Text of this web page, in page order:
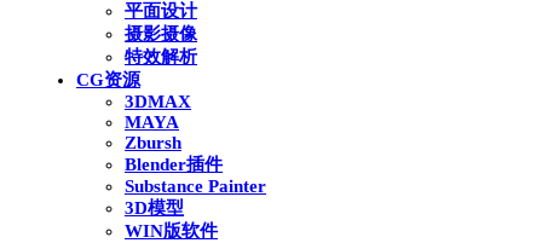
平面设计
摄影摄像
特效解析
CG资源
3DMAX
MAYA
Zbursh
Blender插件
Substance Painter
3D模型
WIN版软件